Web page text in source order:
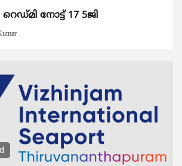
നോട്ട് 17 5ജി